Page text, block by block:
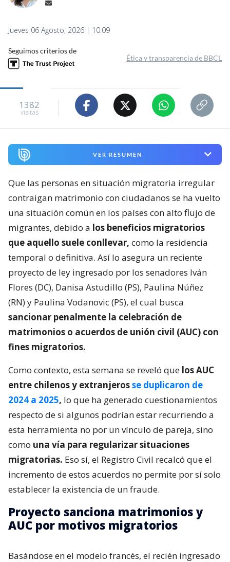
Jueves 06 Agosto, 2026 | 10:09
Seguimos criterios de
Ética y transparencia de BBCL
1382
visitas
VER RESUMEN
Que las personas en situación migratoria irregular
contraigan matrimonio con ciudadanos se ha vuelto
una situación común en los países con alto flujo de
migrantes, debido a los beneficios migratorios
que aquello suele conllevar, como la residencia
temporal o definitiva. Así lo asegura un reciente
proyecto de ley ingresado por los senadores Iván
Flores (DC), Danisa Astudillo (PS), Paulina Núñez
(RN) y Paulina Vodanovic (PS), el cual busca
sancionar penalmente la celebración de
matrimonios o acuerdos de unión civil (AUC) con
fines migratorios.
Como contexto, esta semana se reveló que los AUC
entre chilenos y extranjerosse duplicaron de
2024 a 2025, lo que ha generado cuestionamientos
respecto de si algunos podrían estar recurriendo a
esta herramienta no por un vínculo de pareja, sino
como una vía para regularizar situaciones
migratorias. Eso sí, el Registro Civil recalcó que el
incremento de estos acuerdos no permite por sí solo
establecer la existencia de un fraude.
Proyecto sanciona matrimonios y
AUC por motivos migratorios
Basándose en el modelo francés, el recién ingresado